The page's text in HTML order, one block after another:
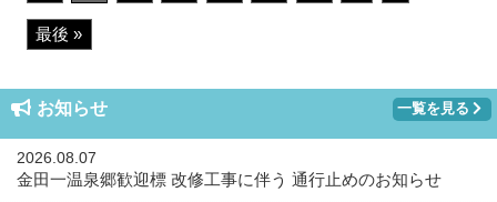
最後 »
お知らせ 一覧を見る
2026.08.07
金田一温泉郷歓迎標 改修工事に伴う 通行止めのお知らせ